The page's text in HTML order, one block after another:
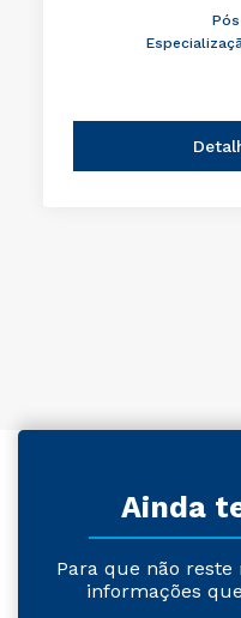
Ainda
Para que não
informações